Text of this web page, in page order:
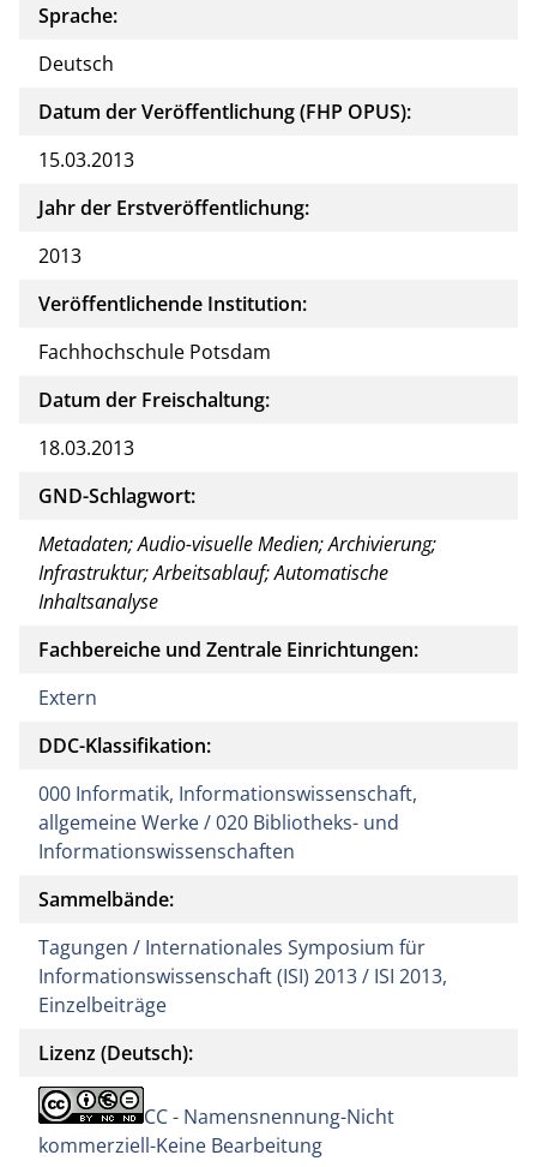
Sprache:
Deutsch
Datum der Veröffentlichung (FHP OPUS):
15.03.2013
Jahr der Erstveröffentlichung:
2013
Veröffentlichende Institution:
Fachhochschule Potsdam
Datum der Freischaltung:
18.03.2013
GND-Schlagwort:
Metadaten; Audio-visuelle Medien; Archivierung;
Infrastruktur; Arbeitsablauf; Automatische
Inhaltsanalyse
Fachbereiche und Zentrale Einrichtungen:
Extern
DDC-Klassifikation:
000 Informatik, Informationswissenschaft,
allgemeine Werke / 020 Bibliotheks- und
Informationswissenschaften
Sammelbände:
Tagungen / Internationales Symposium für
Informationswissenschaft (ISI) 2013 / ISI 2013,
Einzelbeiträge
Lizenz (Deutsch):
CC - Namensnennung-Nicht
kommerziell-Keine Bearbeitung